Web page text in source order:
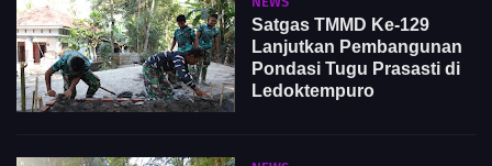
Satgas TMMD Ke-129
Lanjutkan Pembangunan
Pondasi Tugu Prasasti di
Ledoktempuro